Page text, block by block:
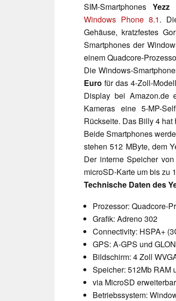
SIM-Smartphones
Windows Phone 8.1.
Gehäuse, kratzfestes
Smartphones der
einem Quadcore-
Die Windows-
Euro für das 4-Zoll-Modell
Display bei Amazon.de
Kameras eine 5-MP-
Rückseite. Das Billy 4 hat
Beide Smartphones
stehen 512 MByte, dem
Der interne Speicher
microSD-Karte um bis zu
Technische Daten des
Prozessor: Quadcore-
Grafik: Adreno 302
Connectivity: HSPA+
GPS: A-GPS und
Bildschirm: 4 Zoll
Speicher: 512Mb RAM
via MicroSD
Betriebssystem: